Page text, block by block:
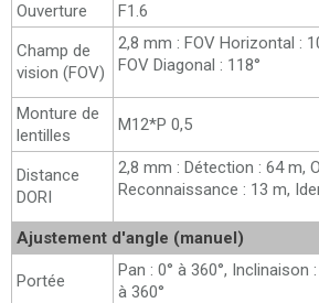
Ouverture
F1.6
Champ de
vision (FOV)
2,8 mm : FOV Horizontal :
FOV Diagonal : 118°
Monture de
lentilles
M12*P 0,5
Distance
DORI
2,8 mm : Détection : 64 m,
Reconnaissance : 13 m,
Ajustement d'angle (manuel)
Portée
Pan : 0° à 360°, Inclinaison
à 360°